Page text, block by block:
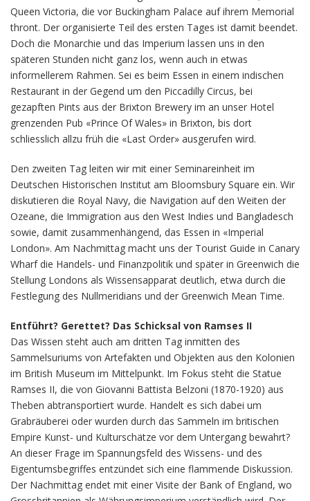
Queen Victoria, die vor Buckingham Palace auf ihrem Memorial
thront. Der organisierte Teil des ersten Tages ist damit beendet.
Doch die Monarchie und das Imperium lassen uns in den
späteren Stunden nicht ganz los, wenn auch in etwas
informellerem Rahmen. Sei es beim Essen in einem indischen
Restaurant in der Gegend um den Piccadilly Circus, bei
gezapften Pints aus der Brixton Brewery im an unser Hotel
grenzenden Pub «Prince Of Wales» in Brixton, bis dort
schliesslich allzu früh die «Last Order» ausgerufen wird.
Den zweiten Tag leiten wir mit einer Seminareinheit im
Deutschen Historischen Institut am Bloomsbury Square ein. Wir
diskutieren die Royal Navy, die Navigation auf den Weiten der
Ozeane, die Immigration aus den West Indies und Bangladesch
sowie, damit zusammenhängend, das Essen in «Imperial
London». Am Nachmittag macht uns der Tourist Guide in Canary
Wharf die Handels- und Finanzpolitik und später in Greenwich die
Stellung Londons als Wissensapparat deutlich, etwa durch die
Festlegung des Nullmeridians und der Greenwich Mean Time.
Entführt? Gerettet? Das Schicksal von Ramses II
Das Wissen steht auch am dritten Tag inmitten des
Sammelsuriums von Artefakten und Objekten aus den Kolonien
im British Museum im Mittelpunkt. Im Fokus steht die Statue
Ramses II, die von Giovanni Battista Belzoni (1870-1920) aus
Theben abtransportiert wurde. Handelt es sich dabei um
Grabräuberei oder wurden durch das Sammeln im britischen
Empire Kunst- und Kulturschätze vor dem Untergang bewahrt?
An dieser Frage im Spannungsfeld des Wissens- und des
Eigentumsbegriffes entzündet sich eine flammende Diskussion.
Der Nachmittag endet mit einer Visite der Bank of England, wo